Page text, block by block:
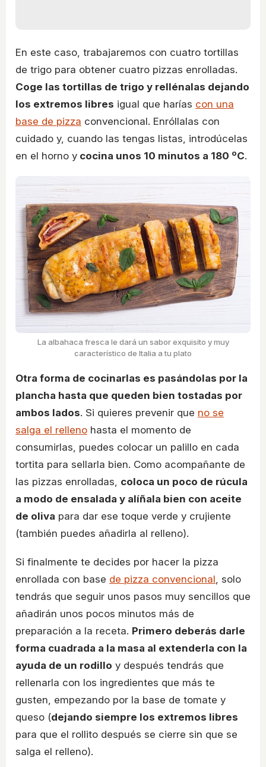
En este caso, trabajaremos con cuatro tortillas
de trigo para obtener cuatro pizzas enrolladas.
Coge las tortillas de trigo y rellénalas dejando
los extremos libres igual que harías con una
base de pizza convencional. Enróllalas con
cuidado y, cuando las tengas listas, introdúcelas
en el horno y cocina unos 10 minutos a 180 ºC.
La albahaca fresca le dará un sabor exquisito y muy
característico de Italia a tu plato
Otra forma de cocinarlas es pasándolas por la
plancha hasta que queden bien tostadas por
ambos lados. Si quieres prevenir que no se
salga el relleno hasta el momento de
consumirlas, puedes colocar un palillo en cada
tortita para sellarla bien. Como acompañante de
las pizzas enrolladas, coloca un poco de rúcula
a modo de ensalada y alíñala bien con aceite
de oliva para dar ese toque verde y crujiente
(también puedes añadirla al relleno).
Si finalmente te decides por hacer la pizza
enrollada con base de pizza convencional, solo
tendrás que seguir unos pasos muy sencillos que
añadirán unos pocos minutos más de
preparación a la receta. Primero deberás darle
forma cuadrada a la masa al extenderla con la
ayuda de un rodillo y después tendrás que
rellenarla con los ingredientes que más te
gusten, empezando por la base de tomate y
queso (dejando siempre los extremos libres
para que el rollito después se cierre sin que se
salga el relleno).